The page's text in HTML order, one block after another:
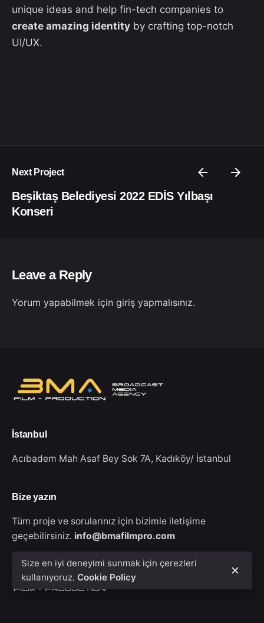
unique ideas and help fin-tech companies to
create amazing identity by crafting top-notch
UI/UX.
Next Project
Beşiktaş Belediyesi 2022 EDİS Yılbaşı
Konseri
Leave a Reply
Yorum yapabilmek için giriş yapmalısınız.
İstanbul
Acıbadem Mah Asaf Bey Sok 7A, Kadıköy/ İstanbul
Bize yazın
Tüm proje ve sorularınız için bizimle iletişime
geçebilirsiniz. info@bmafilmpro.com
Size en iyi deneyimi sunmak için çerezleri
kullanıyoruz. Cookie Policy